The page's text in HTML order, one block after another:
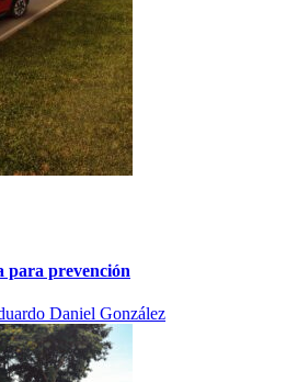
para prevención
Daniel González